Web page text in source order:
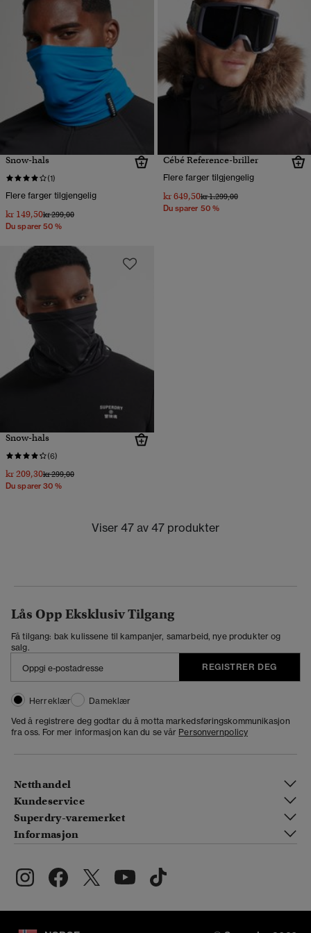
Snow-hals
(1)
Flere farger tilgjengelig
kr 149,50Pris nedsatt fra
kr 299,00til
Du sparer 50 %
Cébé Reference-briller
Flere farger tilgjengelig
kr 649,50Pris nedsatt fra
kr 1.299,00til
Du sparer 50 %
Snow-hals
(6)
kr 209,30Pris nedsatt fra
kr 299,00til
Du sparer 30 %
Viser 47 av 47 produkter
Lås Opp Eksklusiv Tilgang
Få tilgang: bak kulissene til kampanjer, samarbeid, nye produkter og
salg.
REGISTRER DEG
Herreklær
Dameklær
Ved å registrere deg godtar du å motta markedsføringskommunikasjon
fra oss. For mer informasjon kan du se vår Personvernpolicy
Netthandel
Kundeservice
Superdry-varemerket
Informasjon